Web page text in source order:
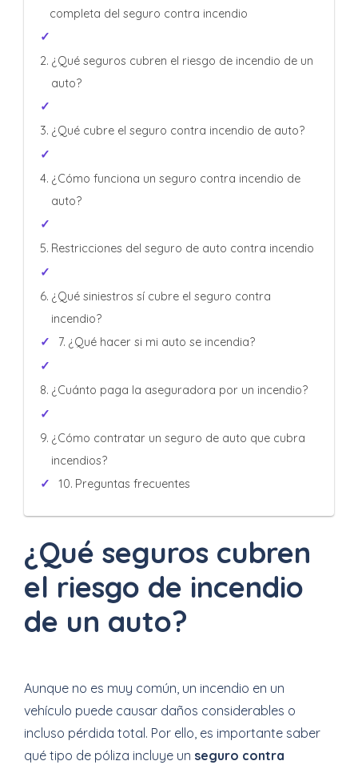
completa del seguro contra incendio
¿Qué seguros cubren el riesgo de incendio de un
auto?
¿Qué cubre el seguro contra incendio de auto?
¿Cómo funciona un seguro contra incendio de
auto?
Restricciones del seguro de auto contra incendio
¿Qué siniestros sí cubre el seguro contra
incendio?
¿Qué hacer si mi auto se incendia?
¿Cuánto paga la aseguradora por un incendio?
¿Cómo contratar un seguro de auto que cubra
incendios?
Preguntas frecuentes
¿Qué seguros cubren
el riesgo de incendio
de un auto?
Aunque no es muy común, un incendio en un
vehículo puede causar daños considerables o
incluso pérdida total. Por ello, es importante saber
qué tipo de póliza incluye un seguro contra